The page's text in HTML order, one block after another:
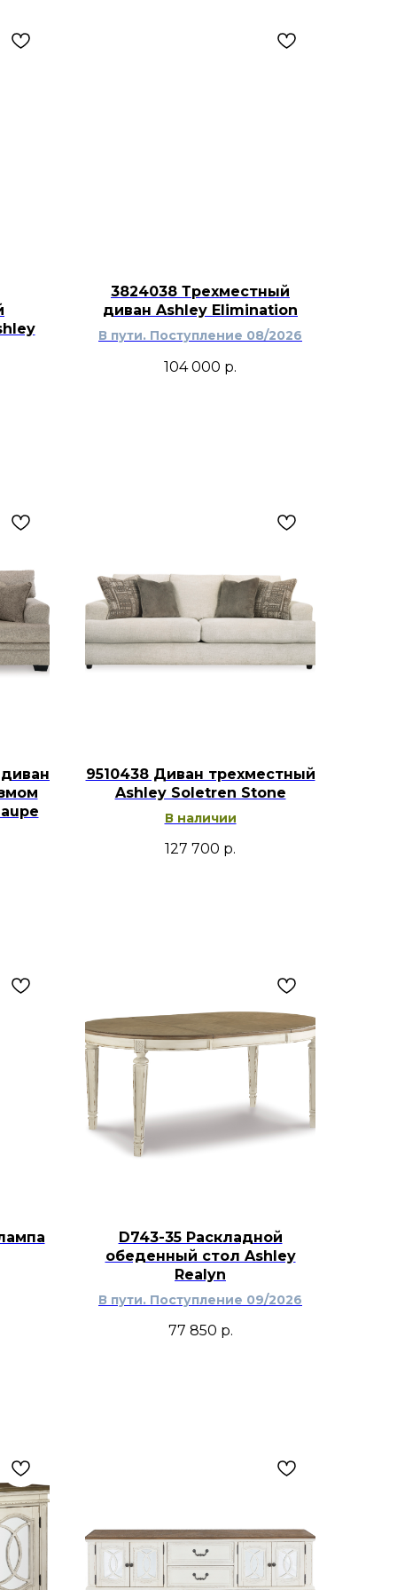
3824038 Трехместный
диван Ashley Elimination
В пути. Поступление 08/2026
104 000 р.
9510438 Диван трехместный
Ashley Soletren Stone
В наличии
127 700 р.
D743-35 Раскладной
обеденный стол Ashley
Realyn
В пути. Поступление 09/2026
77 850 р.